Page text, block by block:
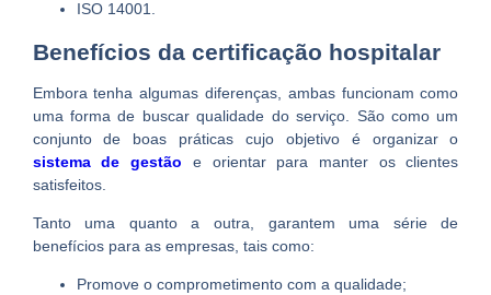
ISO 14001.
Benefícios da certificação hospitalar
Embora tenha algumas diferenças, ambas funcionam como
uma forma de buscar qualidade do serviço. São como um
conjunto de boas práticas cujo objetivo é organizar o
sistema de gestão e orientar para manter os clientes
satisfeitos.
Tanto uma quanto a outra, garantem uma série de
benefícios para as empresas, tais como:
Promove o comprometimento com a qualidade;